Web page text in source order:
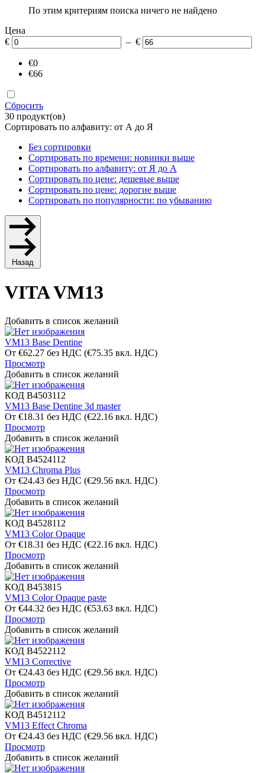
По этим критериям поиска ничего не найдено
Цена
€
– €
€0
€66
Сбросить
30 продукт(ов)
Сортировать по алфавиту: от А до Я
Без сортировки
Сортировать по времени: новинки выше
Сортировать по алфавиту: от Я до А
Сортировать по цене: дешевые выше
Сортировать по цене: дорогие выше
Сортировать по популярности: по убыванию
Назад
VITA VM13
Добавить в список желаний
VM13 Base Dentine
От €62.27 без НДС (€75.35 вкл. НДС)
Просмотр
Добавить в список желаний
КОД B4503112
VM13 Base Dentine 3d master
От €18.31 без НДС (€22.16 вкл. НДС)
Просмотр
Добавить в список желаний
КОД B4524112
VM13 Chroma Plus
От €24.43 без НДС (€29.56 вкл. НДС)
Просмотр
Добавить в список желаний
КОД B4528112
VM13 Color Opaque
От €18.31 без НДС (€22.16 вкл. НДС)
Просмотр
Добавить в список желаний
КОД B453815
VM13 Color Opaque paste
От €44.32 без НДС (€53.63 вкл. НДС)
Просмотр
Добавить в список желаний
КОД B4522112
VM13 Corrective
От €24.43 без НДС (€29.56 вкл. НДС)
Просмотр
Добавить в список желаний
КОД B4512112
VM13 Effect Chroma
От €24.43 без НДС (€29.56 вкл. НДС)
Просмотр
Добавить в список желаний